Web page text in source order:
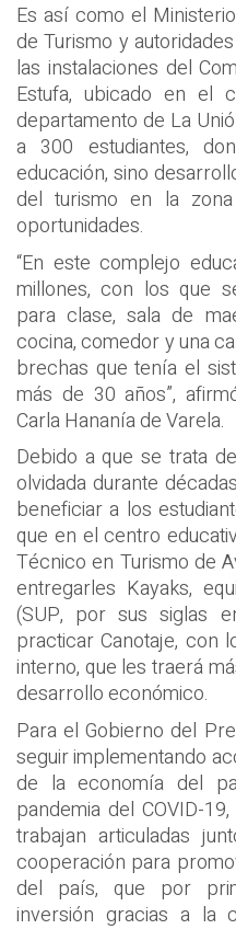
Es así como el
de Turismo y
las instalaciones del
Estufa, ubicado en el
departamento de La
a 300 estudiantes,
educación, sino
del turismo en la
oportunidades.
“En este complejo
millones, con los que
para clase, sala de
cocina, comedor y una
brechas que tenía el
más de 30 años”,
Carla Hananía de Varela.
Debido a que se trata
olvidada durante
beneficiar a los
que en el centro
Técnico en Turismo de
entregarles Kayaks,
(SUP, por sus siglas
practicar Canotaje, con
interno, que les traerá
desarrollo económico.
Para el Gobierno del
seguir implementando
de la economía del
pandemia del COVID-
trabajan articuladas
cooperación para
del país, que por
inversión gracias a la